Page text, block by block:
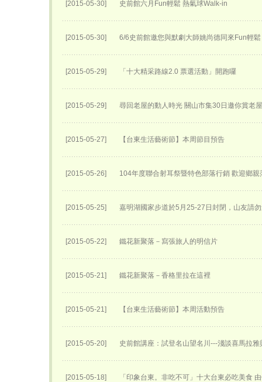
[2015-05-30] 史前館六月Fun輕鬆 熱氣球Walk-in
[2015-05-30] 6/6史前館邀您與默劇大師姚尚德同來Fun輕鬆
[2015-05-29] 「十大精采路線2.0 票選活動」開跑囉
[2015-05-29] 尋回老屋的動人時光 關山市集30日邀你賞老
[2015-05-27] 【台東生活藝術節】本周節目預告
[2015-05-26] 104年度聯合射耳祭暨特色部落行銷 歡迎鄉親
[2015-05-25] 嘉明湖國家步道於5月25-27日封閉，山友請
[2015-05-22] 鐵花新聚落－寫張旅人的明信片
[2015-05-21] 鐵花新聚落－香格里拉在這裡
[2015-05-21] 【台東生活藝術節】本周活動預告
[2015-05-20] 史前館講座：試登名山望名川---淺談喜馬拉雅
[2015-05-18] 「印象台東。非吃不可」十大台東必吃美食